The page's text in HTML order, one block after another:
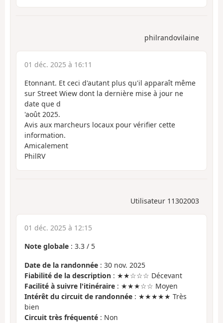
philrandovilaine
01 déc. 2025 à 16:11
Etonnant. Et ceci d'autant plus qu'il apparaît même
sur Street Wiew dont la dernière mise à jour ne
date que d
'août 2025.
Avis aux marcheurs locaux pour vérifier cette
information.
Amicalement
PhilRV
Utilisateur 11302003
01 déc. 2025 à 12:15
Note globale : 3.3 / 5
Date de la randonnée : 30 nov. 2025
Fiabilité de la description : ★★☆☆☆ Décevant
Facilité à suivre l'itinéraire : ★★★☆☆ Moyen
Intérêt du circuit de randonnée : ★★★★★ Très
bien
Circuit très fréquenté : Non